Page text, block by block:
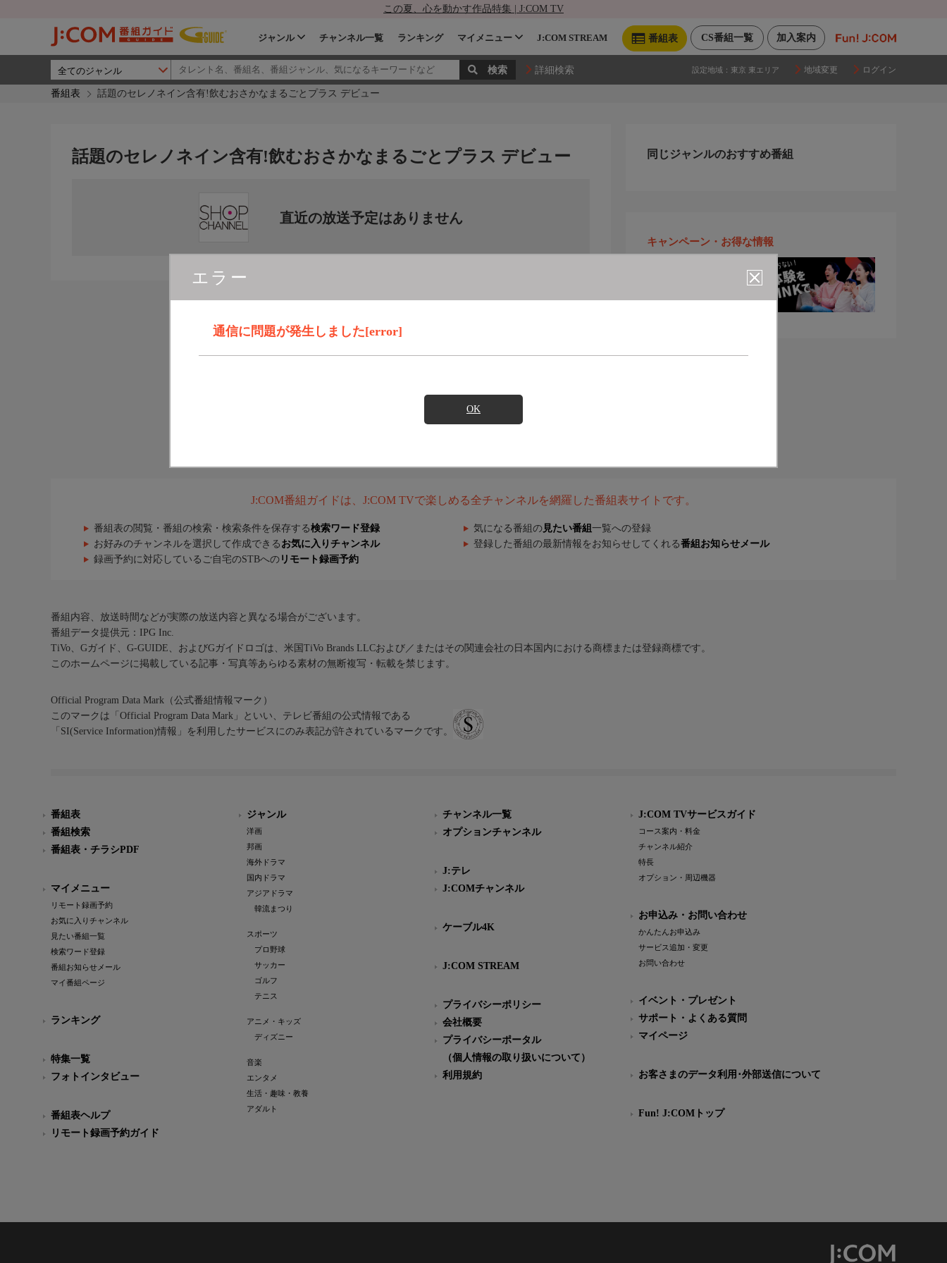
この夏、心を動かす作品特集 | J:COM TV
加入案内
CS番組一覧
番組表
ジャンル チャンネル一覧 ランキング マイメニュー J:COM STREAM
詳細検索 設定地域： 東京 東エリア 地域変更 ログイン
番組表 話題のセレノネイン含有!飲むおさかなまるごとプラス デビュー
エラー
通信に問題が発生しました[error]
OK
話題のセレノネイン含有!飲むおさかなまるごとプラス デビュー
直近の放送予定はありません
同じジャンルのおすすめ番組
キャンペーン・お得な情報
J:COM番組ガイドは、J:COM TVで楽しめる全チャンネルを網羅した番組表サイトです。
番組表の閲覧・番組の検索・検索条件を保存する検索ワード登録 気になる番組の 見たい番組 一覧への登録
お好みのチャンネルを選択して作成できる お気に入りチャンネル 登録した番組の最新情報をお知らせしてくれる番組お知らせメール
録画予約に対応しているご自宅のSTBへの リモート録画予約
番組内容、放送時間などが実際の放送内容と異なる場合がございます。
番組データ提供元：IPG Inc.
TiVo、Gガイド、G-GUIDE、およびGガイドロゴは、米国TiVo Brands LLCおよび／またはその関連会社の日本国内における商標または登録商標です。
このホームページに掲載している記事・写真等あらゆる素材の無断複写・転載を禁じます。
Official Program Data Mark（公式番組情報マーク）
このマークは「Official Program Data Mark」といい、テレビ番組の公式情報である
「SI(Service Information)情報」を利用したサービスにのみ表記が許されているマークです。
番組表
番組検索
番組表・チラシPDF
マイメニュー
リモート録画予約
お気に入りチャンネル
見たい番組一覧
検索ワード登録
番組お知らせメール
マイ番組ページ
ランキング
特集一覧
フォトインタビュー
番組表ヘルプ
リモート録画予約ガイド
ジャンル
洋画
邦画
海外ドラマ
国内ドラマ
アジアドラマ
韓流まつり
スポーツ
プロ野球
サッカー
ゴルフ
テニス
アニメ・キッズ
ディズニー
音楽
エンタメ
生活・趣味・教養
アダルト
チャンネル一覧
オプションチャンネル
J:テレ
J:COMチャンネル
ケーブル4K
J:COM STREAM
プライバシーポリシー
会社概要
プライバシーポータル
（個人情報の取り扱いについて）
利用規約
J:COM TVサービスガイド
コース案内・料金
チャンネル紹介
特長
オプション・周辺機器
お申込み・お問い合わせ
かんたんお申込み
サービス追加・変更
お問い合わせ
イベント・プレゼント
サポート・よくある質問
マイページ
お客さまのデータ利用･外部送信について
Fun! J:COMトップ